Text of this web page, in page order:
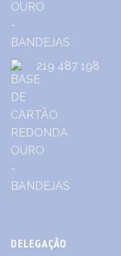
219 487 198
DELEGAÇÃO